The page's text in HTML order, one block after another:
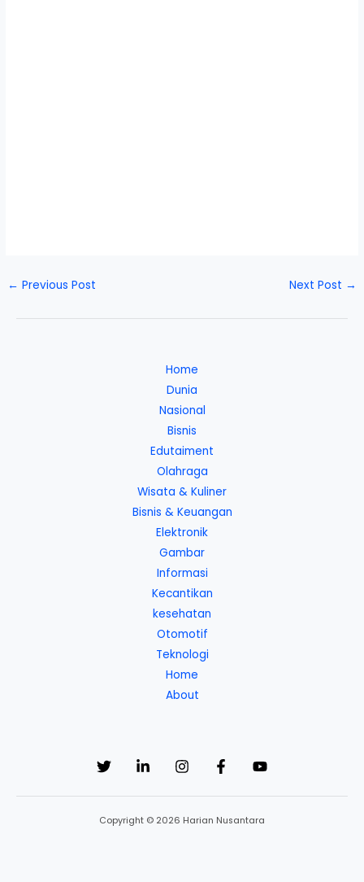
← Previous Post Next Post →
Home
Dunia
Nasional
Bisnis
Edutaiment
Olahraga
Wisata & Kuliner
Bisnis & Keuangan
Elektronik
Gambar
Informasi
Kecantikan
kesehatan
Otomotif
Teknologi
Home
About
Copyright © 2026 Harian Nusantara